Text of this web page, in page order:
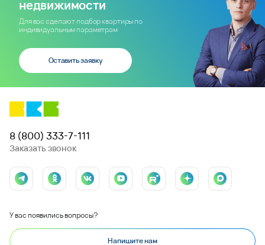
недвижимости
Для вас сделают подбор квартиры по
индивидуальным параметрам
Оставить заявку
8 (800) 333-7-111
Заказать звонок
У вас появились вопросы?
Напишите нам